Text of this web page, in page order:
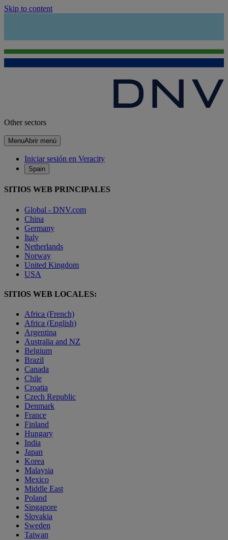
Skip to content
Other sectors
MenuAbrir menú
Iniciar sesión en Veracity
Spain
SITIOS WEB PRINCIPALES
Global - DNV.com
China
Germany
Italy
Netherlands
Norway
United Kingdom
USA
SITIOS WEB LOCALES:
Africa (French)
Africa (English)
Argentina
Australia and NZ
Belgium
Brazil
Canada
Chile
Croatia
Czech Republic
Denmark
France
Finland
Hungary
India
Japan
Korea
Malaysia
Mexico
Middle East
Poland
Singapore
Slovakia
Sweden
Taiwan